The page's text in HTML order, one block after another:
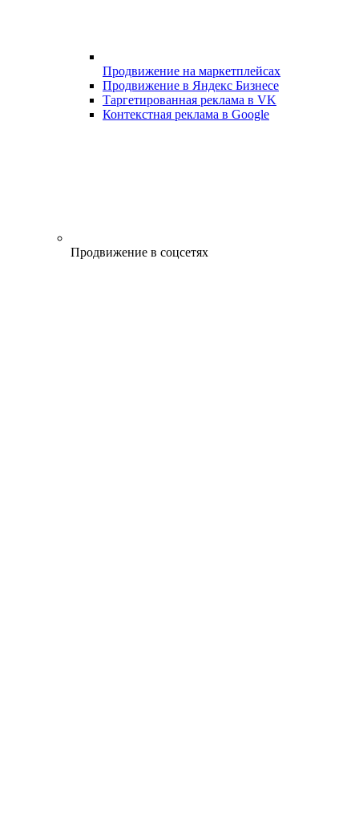
Продвижение на маркетплейсах
Продвижение в Яндекс Бизнесе
Таргетированная реклама в VK
Контекстная реклама в Google
Продвижение в соцсетях